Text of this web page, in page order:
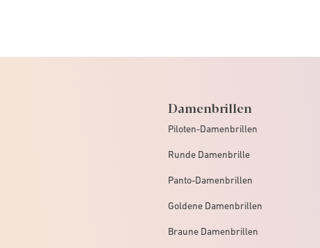
Damenbrillen
Piloten-Damenbrillen
Runde Damenbrille
Panto-Damenbrillen
Goldene Damenbrillen
Braune Damenbrillen